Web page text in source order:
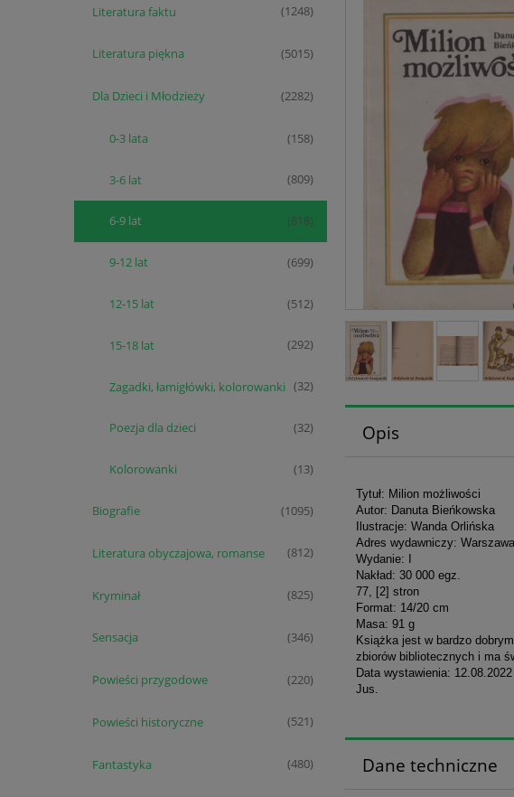
Literatura faktu (1248)
Literatura piękna (5015)
Dla Dzieci i Młodzieży (2282)
0-3 lata (158)
3-6 lat (809)
6-9 lat (818)
9-12 lat (699)
12-15 lat (512)
15-18 lat (292)
Zagadki, łamigłówki, kolorowanki (32)
Poezja dla dzieci (32)
Kolorowanki (13)
Biografie (1095)
Literatura obyczajowa, romanse (812)
Kryminał (825)
Sensacja (346)
Powieści przygodowe (220)
Powieści historyczne (521)
Fantastyka (480)
Opis
Tytuł: Milion możliwości
Autor: Danuta Bieńkowska
Ilustracje: Wanda Orlińska
Adres wydawniczy:
Wydanie: I
Nakład: 30 000 egz.
77, [2] stron
Format: 14/20 cm
Masa: 91 g
Książka jest w bardzo
zbiorów bibliotecznych i ma
Data wystawienia: 12.08.2022
Jus.
Dane techniczne